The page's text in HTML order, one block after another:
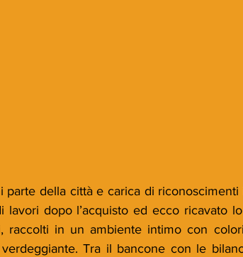
parte della città e carica di
lavori dopo l’acquisto ed ecco ricavato
raccolti in un ambiente intimo con
verdeggiante. Tra il bancone con le